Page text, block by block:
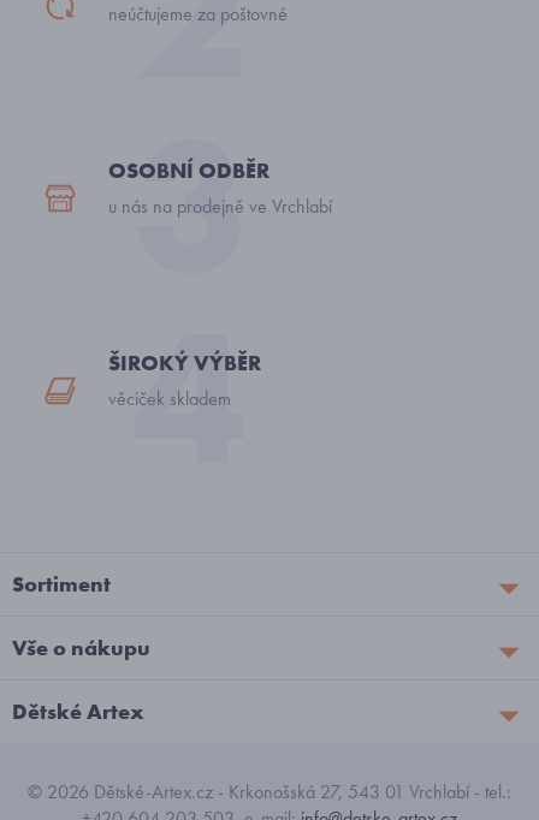
neúčtujeme za poštovné
OSOBNÍ ODBĚR
u nás na prodejně ve Vrchlabí
ŠIROKÝ VÝBĚR
věciček skladem
Sortiment
Vše o nákupu
Dětské Artex
© 2026 Dětské-Artex.cz - Krkonošská 27, 543 01 Vrchlabí - tel.: